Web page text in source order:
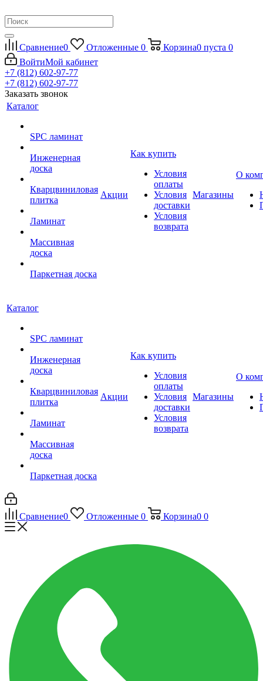
Сравнение0 Отложенные 0 Корзина0 пуста 0
ВойтиМой кабинет
+7 (812) 602-97-77
+7 (812) 602-97-77
Заказать звонок
Каталог
SPC ламинат
Инженерная
доска
Кварцвиниловая
плитка
Ламинат
Массивная
доска
Паркетная доска
Акции
Как купить
Условия
оплаты
Условия
доставки
Условия
возврата
Магазины
О
Каталог
SPC ламинат
Инженерная
доска
Кварцвиниловая
плитка
Ламинат
Массивная
доска
Паркетная доска
Акции
Как купить
Условия
оплаты
Условия
доставки
Условия
возврата
Магазины
О
Сравнение0 Отложенные 0 Корзина0 0